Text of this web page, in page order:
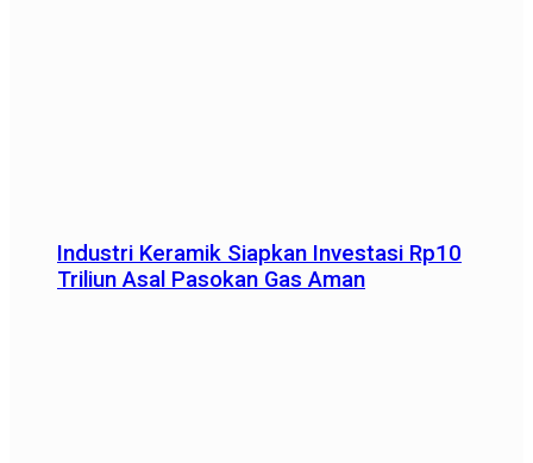
Industri Keramik Siapkan Investasi Rp10
Triliun Asal Pasokan Gas Aman